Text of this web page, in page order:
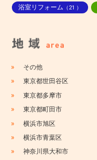
浴室リフォーム （21 ）
» その他
» 東京都世田谷区
» 東京都多摩市
» 東京都町田市
» 横浜市旭区
» 横浜市青葉区
» 神奈川県大和市